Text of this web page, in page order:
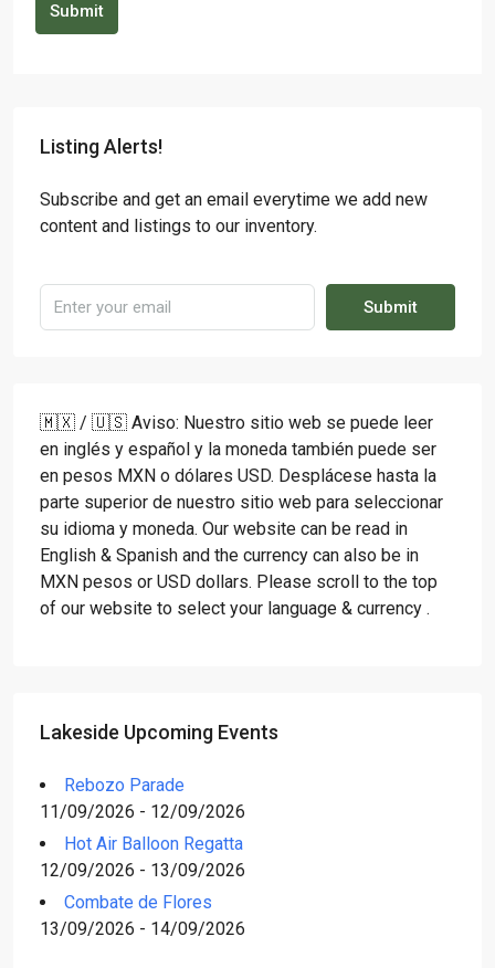
Submit
Listing Alerts!
Subscribe and get an email everytime we add new
content and listings to our inventory.
Submit
🇲🇽 / 🇺🇸 Aviso: Nuestro sitio web se puede leer
en inglés y español y la moneda también puede ser
en pesos MXN o dólares USD. Desplácese hasta la
parte superior de nuestro sitio web para seleccionar
su idioma y moneda. Our website can be read in
English & Spanish and the currency can also be in
MXN pesos or USD dollars. Please scroll to the top
of our website to select your language & currency .
Lakeside Upcoming Events
Rebozo Parade
11/09/2026 - 12/09/2026
Hot Air Balloon Regatta
12/09/2026 - 13/09/2026
Combate de Flores
13/09/2026 - 14/09/2026